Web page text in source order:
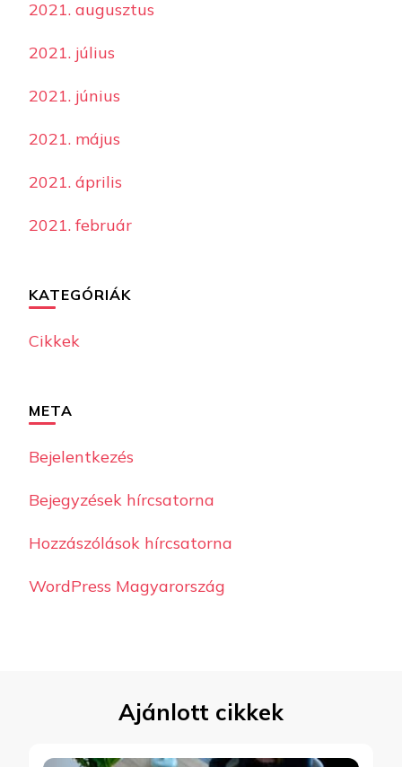
2021. augusztus
2021. július
2021. június
2021. május
2021. április
2021. február
KATEGÓRIÁK
Cikkek
META
Bejelentkezés
Bejegyzések hírcsatorna
Hozzászólások hírcsatorna
WordPress Magyarország
Ajánlott cikkek